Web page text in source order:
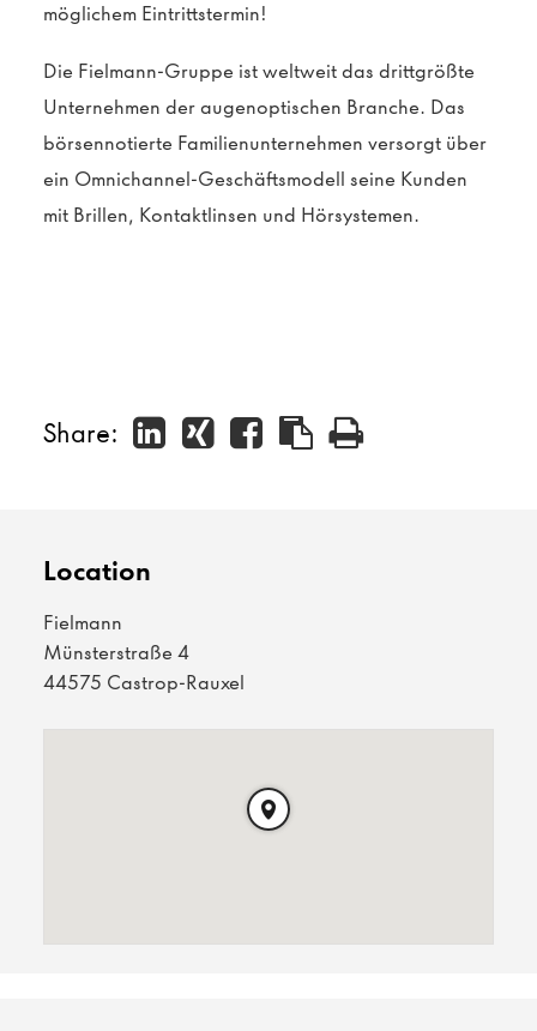
möglichem Eintrittstermin!
Die Fielmann-Gruppe ist weltweit das drittgrößte
Unternehmen der augenoptischen Branche. Das
börsennotierte Familienunternehmen versorgt über
ein Omnichannel-Geschäftsmodell seine Kunden
mit Brillen, Kontaktlinsen und Hörsystemen.
Share:
Location
Fielmann
Münsterstraße 4
44575 Castrop-Rauxel